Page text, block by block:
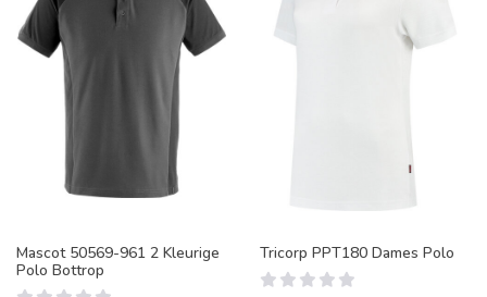
Mascot 50569-961 2 Kleurige
Polo Bottrop
Tricorp PPT180 Dames Polo